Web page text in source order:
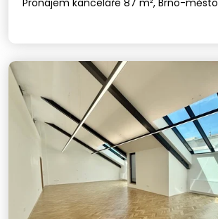
Pronájem kanceláře 87 m², Brno-město